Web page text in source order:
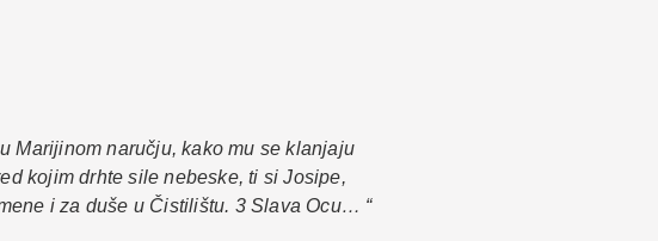
Marijinom naručju, kako mu se klanjaju
kojim drhte sile nebeske, ti si Josipe,
i za duše u Čistilištu. 3 Slava Ocu… “